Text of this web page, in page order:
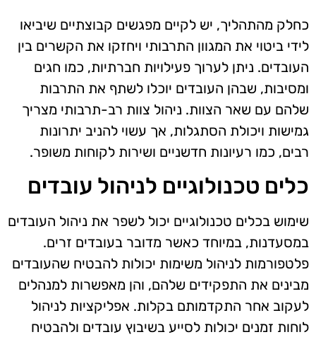
כחלק מהתהליך, יש לקיים מפגשים קבוצתיים שיביאו
לידי ביטוי את המגוון התרבותי ויחזקו את הקשרים בין
העובדים. ניתן לערוך פעילויות חברתיות, כמו חגים
ומסיבות, שבהן העובדים יוכלו לשתף את התרבות
שלהם עם שאר הצוות. ניהול צוות רב-תרבותי מצריך
גמישות ויכולת הסתגלות, אך עשוי להניב יתרונות
רבים, כמו רעיונות חדשניים ושירות לקוחות משופר.
כלים טכנולוגיים לניהול עובדים
שימוש בכלים טכנולוגיים יכול לשפר את ניהול העובדים
במסעדנות, במיוחד כאשר מדובר בעובדים זרים.
פלטפורמות לניהול משימות יכולות להבטיח שהעובדים
מבינים את התפקידים שלהם, והן מאפשרות למנהלים
לעקוב אחר התקדמותם בקלות. אפליקציות לניהול
לוחות זמנים יכולות לסייע בשיבוץ עובדים ולהבטיח